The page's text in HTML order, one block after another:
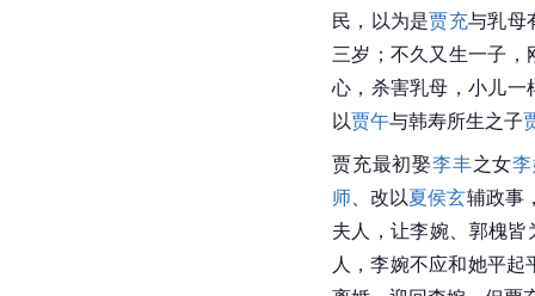
民，以为是贾充与乳母
三岁；不久又生一子
心，杀害乳母，小儿一
以贾午与韩寿所生之子
贾充最初娶李丰之女
师 、改以夏侯玄辅政事
夫人，让李婉、郭槐
人，李婉不应和她平